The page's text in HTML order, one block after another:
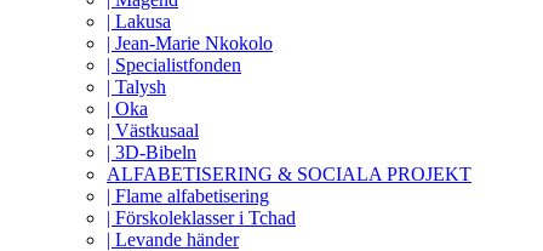
| Lakusa
| Jean-Marie Nkokolo
| Specialistfonden
| Talysh
| Oka
| Västkusaal
| 3D-Bibeln
ALFABETISERING & SOCIALA PROJEKT
| Flame alfabetisering
| Förskoleklasser i Tchad
| Levande händer